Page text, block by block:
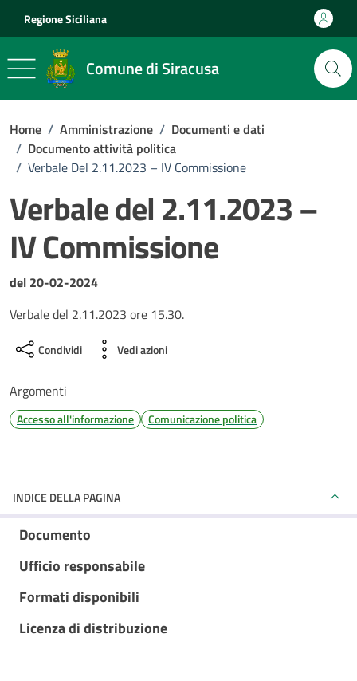
Regione Siciliana
Comune di Siracusa
Home / Amministrazione / Documenti e dati
/ Documento attività politica
/ Verbale Del 2.11.2023 – IV Commissione
Verbale del 2.11.2023 –
IV Commissione
Dettagli del documento
del 20-02-2024
Verbale del 2.11.2023 ore 15.30.
Condividi Vedi azioni
Argomenti
Accesso all'informazione Comunicazione politica
INDICE DELLA PAGINA
Documento
Ufficio responsabile
Formati disponibili
Licenza di distribuzione